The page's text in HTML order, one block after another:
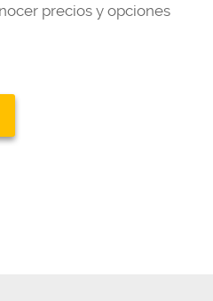
precios y opciones